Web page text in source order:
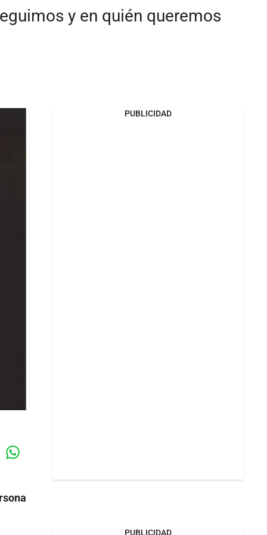
y en quién queremos
PUBLICIDAD
PUBLICIDAD